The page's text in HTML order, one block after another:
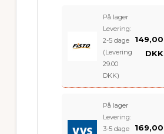
På lager
Levering:
2-5 dage
(Levering
29.00
DKK)
149,00
DKK
På lager
Levering:
3-5 dage
169,00